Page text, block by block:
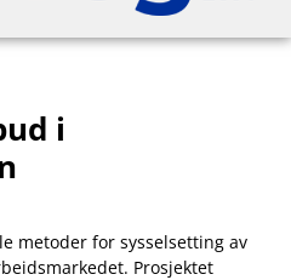
i
metoder for sysselsetting av
Prosjektet